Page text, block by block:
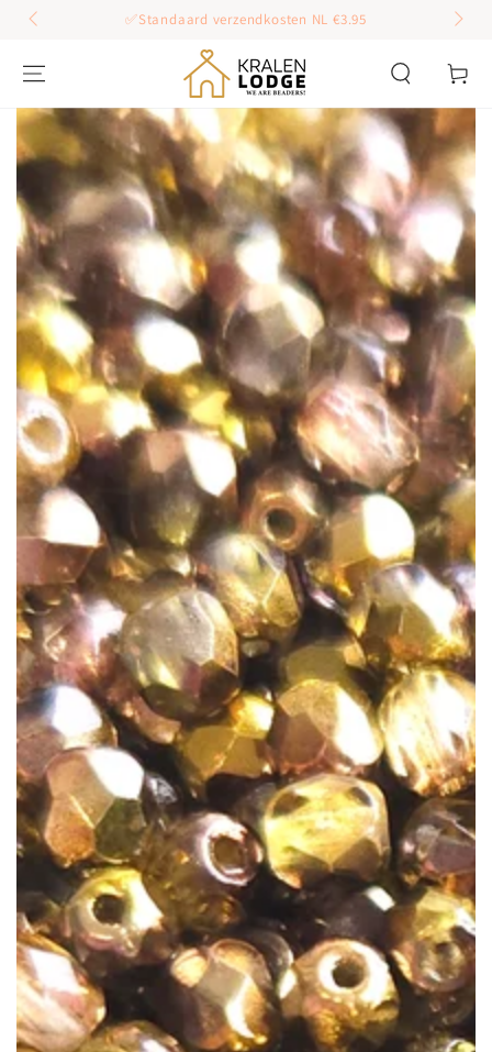
GA DOOR NAAR
INHOUD
✅Standaard verzendkosten NL €3.95
GA DOOR NAAR
PRODUCT
INFORMATIE